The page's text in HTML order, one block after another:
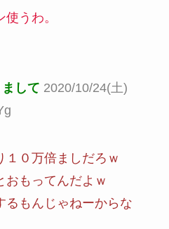
うわ。
して 2020/10/24(土)
１０万倍ましだろｗ
おもってんだよｗ
るもんじゃねーからな